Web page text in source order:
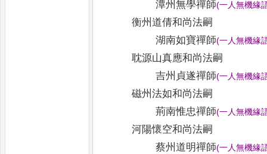
潭州無學禪師(一人無機緣
衡州道倩和尚法嗣
湖南如寶禪師(一人無機緣
耽源山真應和尚法嗣
吉州貞遂禪師(一人無機緣
磁州法如和尚法嗣
荊南惟忠禪師(一人無機緣
河陽懷空和尚法嗣
蔡州道明禪師(一人無機緣